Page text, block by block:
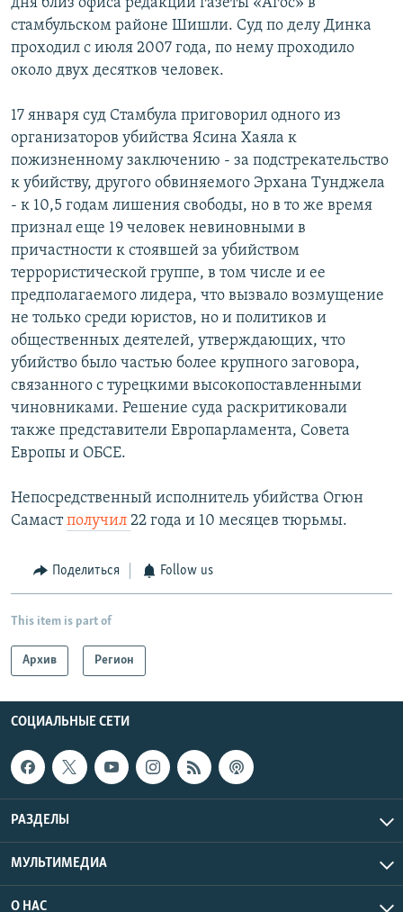
дня близ офиса редакции газеты «Агос» в
стамбульском районе Шишли. Суд по делу Динка
проходил с июля 2007 года, по нему проходило
около двух десятков человек.
17 января суд Стамбула приговорил одного из
организаторов убийства Ясина Хаяла к
пожизненному заключению - за подстрекательство
к убийству, другого обвиняемого Эрхана Тунджела
- к 10,5 годам лишения свободы, но в то же время
признал еще 19 человек невиновными в
причастности к стоявшей за убийством
террористической группе, в том числе и ее
предполагаемого лидера, что вызвало возмущение
не только среди юристов, но и политиков и
общественных деятелей, утверждающих, что
убийство было частью более крупного заговора,
связанного с турецкими высокопоставленными
чиновниками. Решение суда раскритиковали
также представители Европарламента, Совета
Европы и ОБСЕ.
Непосредственный исполнитель убийства Огюн
Самастполучил 22 года и 10 месяцев тюрьмы.
Поделиться Follow us
This item is part of
Архив Регион
СОЦИАЛЬНЫЕ СЕТИ
РАЗДЕЛЫ
МУЛЬТИМЕДИА
О НАС